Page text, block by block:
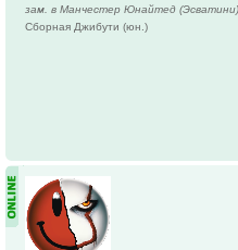
зам. в Манчестер Юнайтед (Эсватини)
Сборная Джибути (юн.)